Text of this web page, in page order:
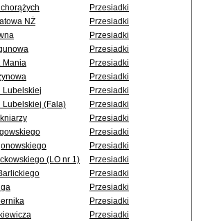
Przesiadki
NŻ
Przesiadki
Przesiadki
Przesiadki
Mania
Przesiadki
Przesiadki
Lubelskiej
Przesiadki
Lubelskiej (Fala)
Przesiadki
Przesiadki
Przesiadki
Przesiadki
(LO nr 1)
Przesiadki
Przesiadki
Przesiadki
Przesiadki
Przesiadki